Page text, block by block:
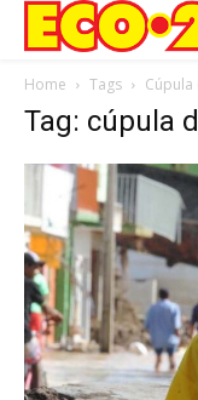
Home Tags
Tag: cúpula